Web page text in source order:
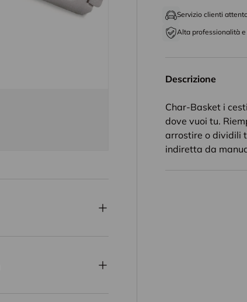
Servizio clienti
Alta professionalità
Descrizione
Char-Basket i
dove vuoi tu.
arrostire o dividili
indiretta da